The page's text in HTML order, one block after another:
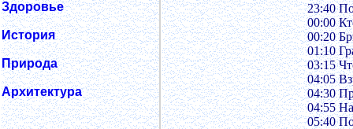
Здоровье
История
Природа
Архитектура
23:40
00:00
00:20
01:10
03:15
04:05
04:30
04:55
05:40